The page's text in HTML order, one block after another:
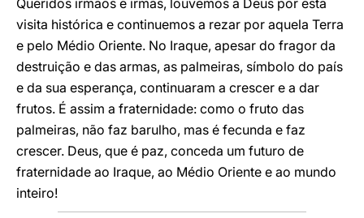
Queridos irmãos e irmãs, louvemos a Deus por esta
visita histórica e continuemos a rezar por aquela Terra
e pelo Médio Oriente. No Iraque, apesar do fragor da
destruição e das armas, as palmeiras, símbolo do país
e da sua esperança, continuaram a crescer e a dar
frutos. É assim a fraternidade: como o fruto das
palmeiras, não faz barulho, mas é fecunda e faz
crescer. Deus, que é paz, conceda um futuro de
fraternidade ao Iraque, ao Médio Oriente e ao mundo
inteiro!